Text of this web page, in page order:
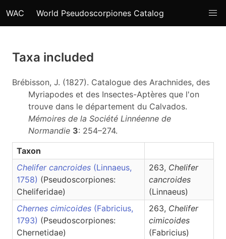
WAC World Pseudoscorpiones Catalog
Taxa included
Brébisson, J. (1827). Catalogue des Arachnides, des
Myriapodes et des Insectes-Aptères que l'on
trouve dans le département du Calvados.
Mémoires de la Société Linnéenne de
Normandie 3: 254–274.
Taxon
Chelifer cancroides (Linnaeus,
1758) (Pseudoscorpiones:
Cheliferidae)
263, Chelifer
cancroides
(Linnaeus)
Chernes cimicoides (Fabricius,
1793) (Pseudoscorpiones:
Chernetidae)
263, Chelifer
cimicoides
(Fabricius)